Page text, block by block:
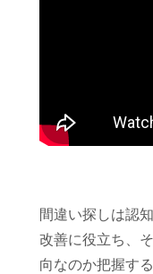
間違い探しは認
改善に役立ち、
向なのか把握す